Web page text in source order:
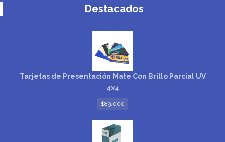
Destacados
Tarjetas de Presentación Mate Con Brillo Parcial UV
4x4
$89.000